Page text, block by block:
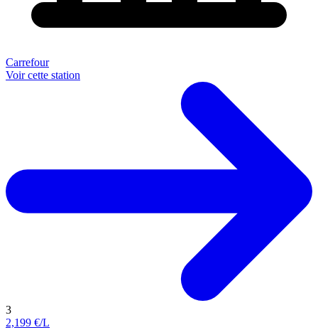
Carrefour
Voir cette station
3
2,199 €/L